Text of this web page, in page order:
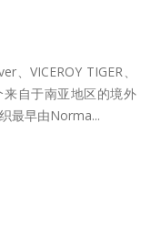
VICEROY TIGER、
自于南亚地区的境外
最早由Norma...